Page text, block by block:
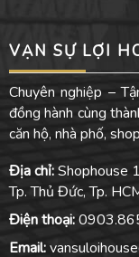
VẠN SỰ LỢI
Chuyên nghiệp –
đồng hành cùng
căn hộ, nhà phố,
Địa chỉ:Shophouse
Tp. Thủ Đức, Tp.
Điện thoại:
Email: